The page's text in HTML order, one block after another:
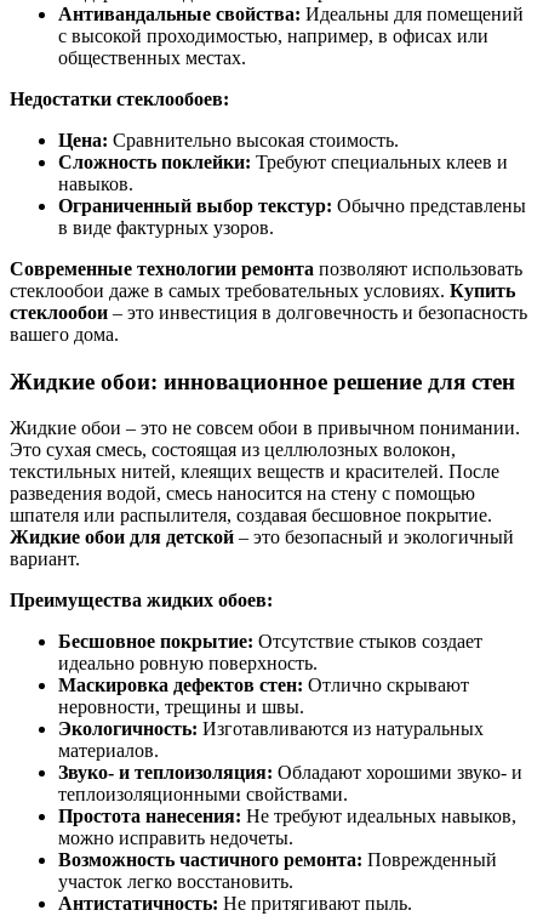
Антивандальные свойства: Идеальны для помещений
с высокой проходимостью, например, в офисах или
общественных местах.
Недостатки стеклообоев:
Цена: Сравнительно высокая стоимость.
Сложность поклейки: Требуют специальных клеев и
навыков.
Ограниченный выбор текстур: Обычно представлены
в виде фактурных узоров.
Современные технологии ремонта позволяют использовать
стеклообои даже в самых требовательных условиях. Купить
стеклообои – это инвестиция в долговечность и безопасность
вашего дома.
Жидкие обои: инновационное решение для стен
Жидкие обои – это не совсем обои в привычном понимании.
Это сухая смесь, состоящая из целлюлозных волокон,
текстильных нитей, клеящих веществ и красителей. После
разведения водой, смесь наносится на стену с помощью
шпателя или распылителя, создавая бесшовное покрытие.
Жидкие обои для детской – это безопасный и экологичный
вариант.
Преимущества жидких обоев:
Бесшовное покрытие: Отсутствие стыков создает
идеально ровную поверхность.
Маскировка дефектов стен: Отлично скрывают
неровности, трещины и швы.
Экологичность: Изготавливаются из натуральных
материалов.
Звуко- и теплоизоляция: Обладают хорошими звуко- и
теплоизоляционными свойствами.
Простота нанесения: Не требуют идеальных навыков,
можно исправить недочеты.
Возможность частичного ремонта: Поврежденный
участок легко восстановить.
Антистатичность: Не притягивают пыль.